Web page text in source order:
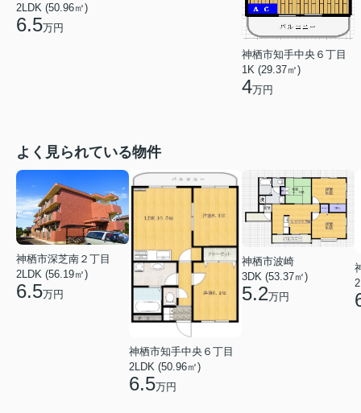
2LDK (50.96㎡)
6.5万円
神栖市知手中央６丁目
1K (29.37㎡)
4万円
よく見られている物件
神栖市深芝南２丁目
2LDK (56.19㎡)
6.5万円
神栖市知手中央６丁目
2LDK (50.96㎡)
6.5万円
神栖市波崎
3DK (53.37㎡)
5.2万円